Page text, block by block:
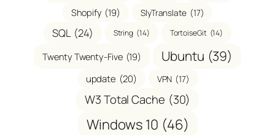
Shopify (19) SlyTranslate (17)
SQL (24) String (14) TortoiseGit (14)
Twenty Twenty-Five (19) Ubuntu (39)
update (20) VPN (17)
W3 Total Cache (30)
Windows 10 (46)